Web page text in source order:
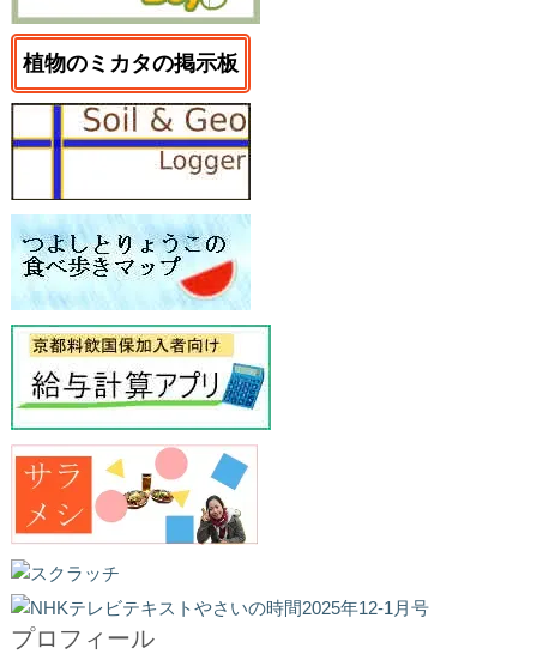
植物のミカタの掲示板
プロフィール